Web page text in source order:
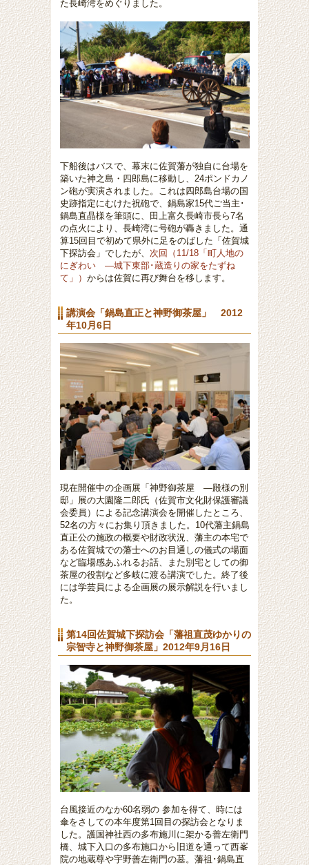
た長崎湾をめぐりました。
下船後はバスで、幕末に佐賀藩が独自に台場を
築いた神之島・四郎島に移動し、24ポンドカノ
ン砲が実演されました。これは四郎島台場の国
史跡指定にむけた祝砲で、鍋島家15代ご当主･
鍋島直晶様を筆頭に、田上富久長崎市長ら7名
の点火により、長崎湾に号砲が轟きました。通
算15回目で初めて県外に足をのばした「佐賀城
下探訪会」でしたが、 次回（11/18「町人地の
にぎわい ―城下東部･蔵造りの家をたずね
て」） からは佐賀に再び舞台を移します。
講演会「鍋島直正と神野御茶屋」 2012
年10月6日
現在開催中の企画展「神野御茶屋 ―殿様の別
邸」展の大園隆二郎氏（佐賀市文化財保護審議
会委員 ）による記念講演会を開催したところ、
52名の方々にお集り頂きました。10代藩主鍋島
直正公の施政の概要や財政状況、 藩主の本宅で
ある佐賀城での藩士へのお目通しの儀式の場面
など臨場感あふれるお話、また別宅としての御
茶屋の役割など多岐に渡る講演でした。終了後
には学芸員による企画展の展示解説を行いまし
た。
第14回佐賀城下探訪会「藩祖直茂ゆかりの
宗智寺と神野御茶屋」2012年9月16日
台風接近のなか60名弱の 参加を得て、時には
傘をさしての本年度第1回目の探訪会となりま
した。護国神社西の多布施川に架かる善左衛門
橋、城下入口の多布施口から旧道を通って西峯
院の地蔵尊や宇野善左衛門の墓。藩祖･鍋島直